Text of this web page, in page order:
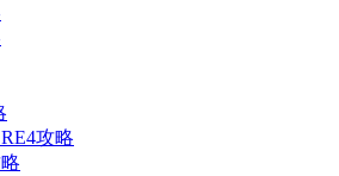
攻略